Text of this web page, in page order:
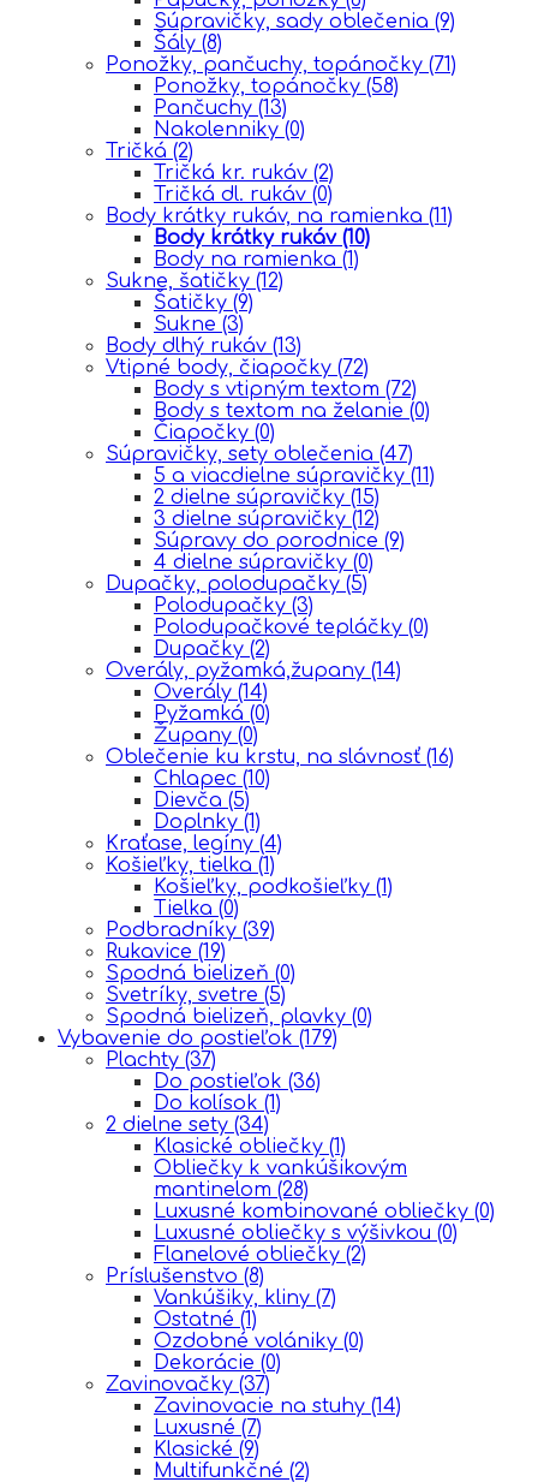
Súpravičky, sady oblečenia (9)
Šály (8)
Ponožky, pančuchy, topánočky (71)
Ponožky, topánočky (58)
Pančuchy (13)
Nakolenniky (0)
Tričká (2)
Tričká kr. rukáv (2)
Tričká dl. rukáv (0)
Body krátky rukáv, na ramienka (11)
Body krátky rukáv (10)
Body na ramienka (1)
Sukne, šatičky (12)
Šatičky (9)
Sukne (3)
Body dlhý rukáv (13)
Vtipné body, čiapočky (72)
Body s vtipným textom (72)
Body s textom na želanie (0)
Čiapočky (0)
Súpravičky, sety oblečenia (47)
5 a viacdielne súpravičky (11)
2 dielne súpravičky (15)
3 dielne súpravičky (12)
Súpravy do porodnice (9)
4 dielne súpravičky (0)
Dupačky, polodupačky (5)
Polodupačky (3)
Polodupačkové tepláčky (0)
Dupačky (2)
Overály, pyžamká,župany (14)
Overály (14)
Pyžamká (0)
Župany (0)
Oblečenie ku krstu, na slávnosť (16)
Chlapec (10)
Dievča (5)
Doplnky (1)
Kraťase, legíny (4)
Košieľky, tielka (1)
Košieľky, podkošieľky (1)
Tielka (0)
Podbradníky (39)
Rukavice (19)
Spodná bielizeň (0)
Svetríky, svetre (5)
Spodná bielizeň, plavky (0)
Vybavenie do postieľok (179)
Plachty (37)
Do postieľok (36)
Do kolísok (1)
2 dielne sety (34)
Klasické obliečky (1)
Obliečky k vankúšikovým
mantinelom (28)
Luxusné kombinované obliečky (0)
Luxusné obliečky s výšivkou (0)
Flanelové obliečky (2)
Príslušenstvo (8)
Vankúšiky, kliny (7)
Ostatné (1)
Ozdobné volániky (0)
Dekorácie (0)
Zavinovačky (37)
Zavinovacie na stuhy (14)
Luxusné (7)
Klasické (9)
Multifunkčné (2)